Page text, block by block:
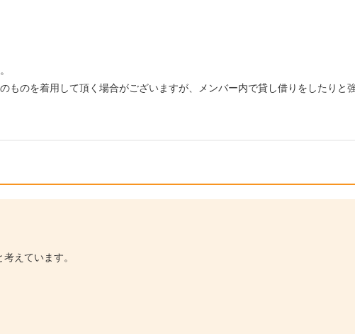
ものを着用して頂く場合がございますが、メンバー内で貸し借りをしたりと
えています。